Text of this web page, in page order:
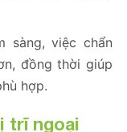
sàng, việc chẩn
đồng thời giúp
hợp.
trĩ ngoại